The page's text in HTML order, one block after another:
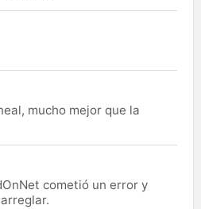
mucho mejor que la
cometió un error y